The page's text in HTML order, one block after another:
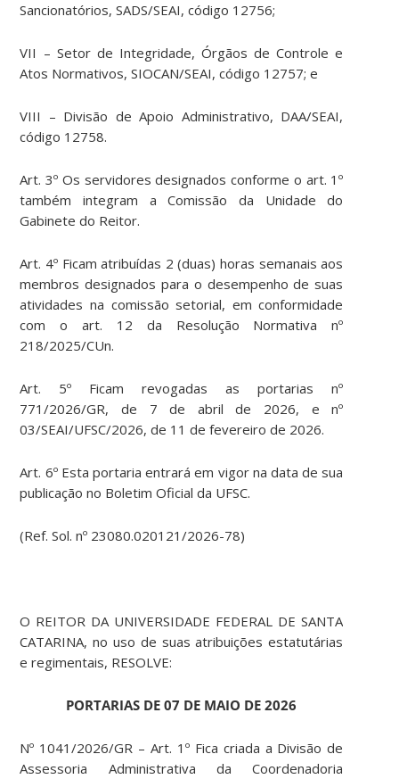
Sancionatórios, SADS/SEAI, código 12756;
VII – Setor de Integridade, Órgãos de Controle e
Atos Normativos, SIOCAN/SEAI, código 12757; e
VIII – Divisão de Apoio Administrativo, DAA/SEAI,
código 12758.
Art. 3º Os servidores designados conforme o art. 1º
também integram a Comissão da Unidade do
Gabinete do Reitor.
Art. 4º Ficam atribuídas 2 (duas) horas semanais aos
membros designados para o desempenho de suas
atividades na comissão setorial, em conformidade
com o art. 12 da Resolução Normativa nº
218/2025/CUn.
Art. 5º Ficam revogadas as portarias nº
771/2026/GR, de 7 de abril de 2026, e nº
03/SEAI/UFSC/2026, de 11 de fevereiro de 2026.
Art. 6º Esta portaria entrará em vigor na data de sua
publicação no Boletim Oficial da UFSC.
(Ref. Sol. nº 23080.020121/2026-78)
O REITOR DA UNIVERSIDADE FEDERAL DE SANTA
CATARINA, no uso de suas atribuições estatutárias
e regimentais, RESOLVE:
PORTARIAS DE 07 DE MAIO DE 2026
Nº 1041/2026/GR – Art. 1º Fica criada a Divisão de
Assessoria Administrativa da Coordenadoria